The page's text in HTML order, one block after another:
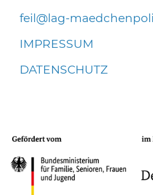
f
l l g-m dch np l
IMPRESSUM
DATENSCHUTZ